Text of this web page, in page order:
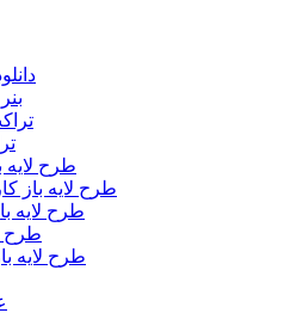
طرح لایه
طرح لایه باز
طرح لایه
طرح
طرح لایه